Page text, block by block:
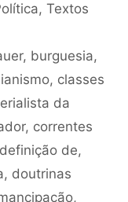
,Textos
, burguesia,
, classes
da
, correntes
definição de,
, doutrinas
,